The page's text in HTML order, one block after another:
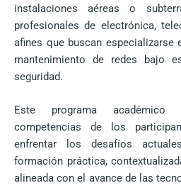
instalaciones aéreas o
profesionales de electrónica,
afines que buscan especializarse
mantenimiento de redes bajo
seguridad.
Este programa
competencias de los
enfrentar los desafíos
formación práctica,
alineada con el avance de las